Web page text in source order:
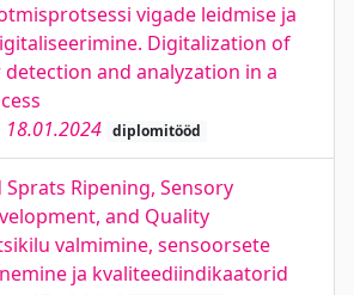
vigade leidmise ja
Digitalization of
and analyzation in a
18.01.2024 diplomitööd
Sprats Ripening, Sensory
and Quality
valmimine, sensoorsete
ja kvaliteediindikaatorid